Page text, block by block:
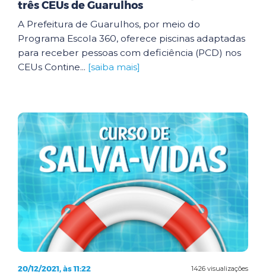
três CEUs de Guarulhos
A Prefeitura de Guarulhos, por meio do
Programa Escola 360, oferece piscinas adaptadas
para receber pessoas com deficiência (PCD) nos
CEUs Contine... [saiba mais]
1426 visualizações
20/12/2021, às 11:22